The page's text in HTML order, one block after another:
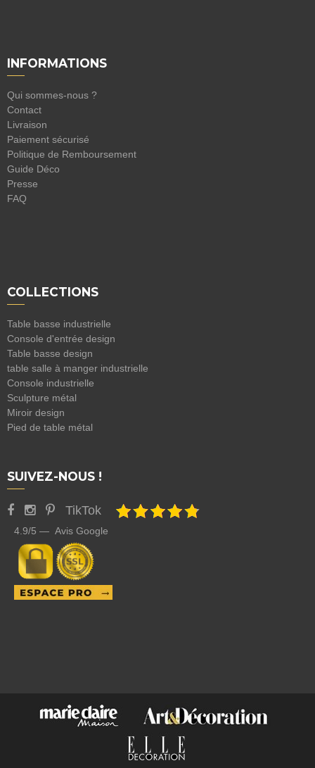
INFORMATIONS
Qui sommes-nous ?
Contact
Livraison
Paiement sécurisé
Politique de Remboursement
Guide Déco
Presse
FAQ
COLLECTIONS
Table basse industrielle
Console d'entrée design
Table basse design
table salle à manger industrielle
Console industrielle
Sculpture métal
Miroir design
Pied de table métal
SUIVEZ-NOUS !
TikTok
4.9/5 — Avis Google